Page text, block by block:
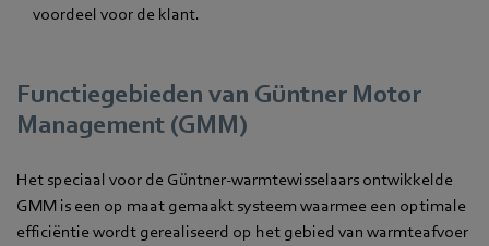
voordeel voor de klant.
Functiegebieden van Güntner Motor
Management (GMM)
Het speciaal voor de Güntner-warmtewisselaars ontwikkelde
GMM is een op maat gemaakt systeem waarmee een optimale
efficiëntie wordt gerealiseerd op het gebied van warmteafvoer